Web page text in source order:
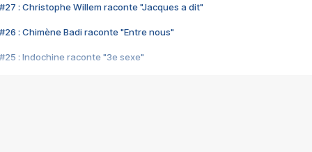
#27 : Christophe Willem raconte "Jacques a dit"
#26 : Chimène Badi raconte "Entre nous"
#25 : Indochine raconte "3e sexe"